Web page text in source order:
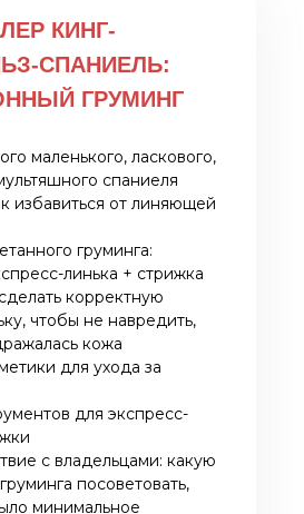
КИНГ-
СПАНИЕЛЬ:
ГРУМИНГ
маленького, ласкового,
спаниеля
избавиться от линяющей
груминга:
линька + стрижка
корректную
чтобы не навредить,
кожа
для ухода за
для экспресс-
с владельцами: какую
посоветовать,
минимальное